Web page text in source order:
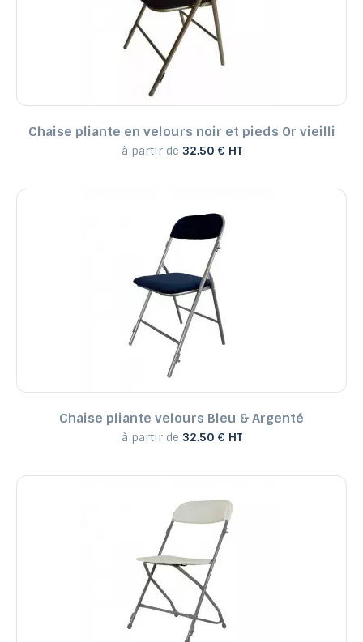
Chaise pliante en velours noir et pieds Or vieilli
à partir de 32.50 € HT
Chaise pliante velours Bleu & Argenté
à partir de 32.50 € HT